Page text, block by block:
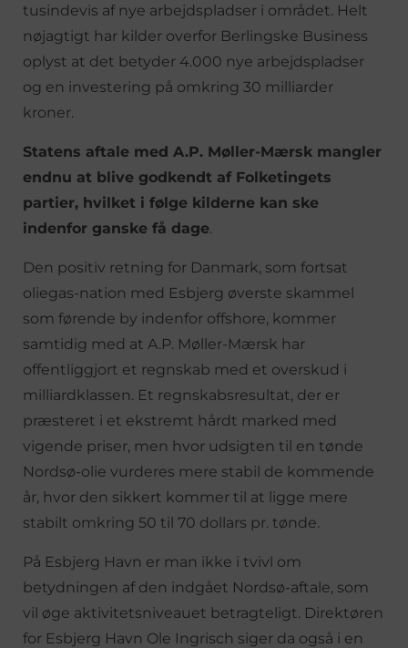
tusindevis af nye arbejdspladser i området. Helt
nøjagtigt har kilder overfor Berlingske Business
oplyst at det betyder 4.000 nye arbejdspladser
og en investering på omkring 30 milliarder
kroner.
Statens aftale med A.P. Møller-Mærsk mangler
endnu at blive godkendt af Folketingets
partier, hvilket i følge kilderne kan ske
indenfor ganske få dage.
Den positiv retning for Danmark, som fortsat
oliegas-nation med Esbjerg øverste skammel
som førende by indenfor offshore, kommer
samtidig med at A.P. Møller-Mærsk har
offentliggjort et regnskab med et overskud i
milliardklassen. Et regnskabsresultat, der er
præsteret i et ekstremt hårdt marked med
vigende priser, men hvor udsigten til en tønde
Nordsø-olie vurderes mere stabil de kommende
år, hvor den sikkert kommer til at ligge mere
stabilt omkring 50 til 70 dollars pr. tønde.
På Esbjerg Havn er man ikke i tvivl om
betydningen af den indgået Nordsø-aftale, som
vil øge aktivitetsniveauet betragteligt. Direktøren
for Esbjerg Havn Ole Ingrisch siger da også i en